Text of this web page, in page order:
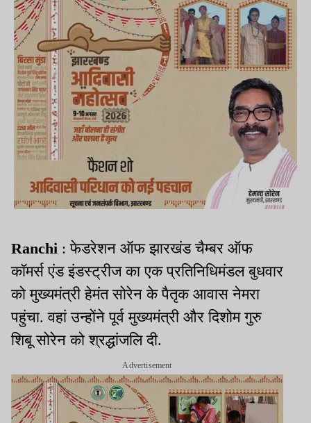
Ranchi : फेडरेशन ऑफ झारखंड चैम्बर ऑफ
कॉमर्स एंड इंडस्ट्रीज का एक प्रतिनिधिमंडल बुधवार
को मुख्यमंत्री हेमंत सोरेन के पैतृक आवास नेमरा
पहुंचा. वहां उन्होंने पूर्व मुख्यमंत्री और दिशोम गुरु
शिबू सोरेन को श्रद्धांजलि दी.
Advertisement